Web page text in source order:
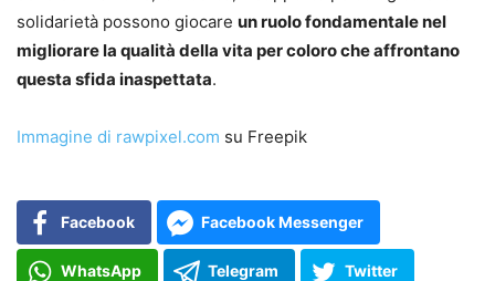
solidarietà possono giocare un ruolo fondamentale nel
migliorare la qualità della vita per coloro che affrontano
questa sfida inaspettata.
Immagine di rawpixel.com su Freepik
Facebook Facebook Messenger
WhatsApp Telegram Twitter